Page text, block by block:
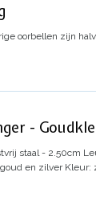
oorbellen zijn
-
staal - 2.50cm
en zilver Kleur: